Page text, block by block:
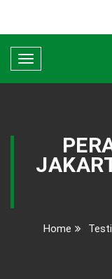
Toggle
navigation
Home